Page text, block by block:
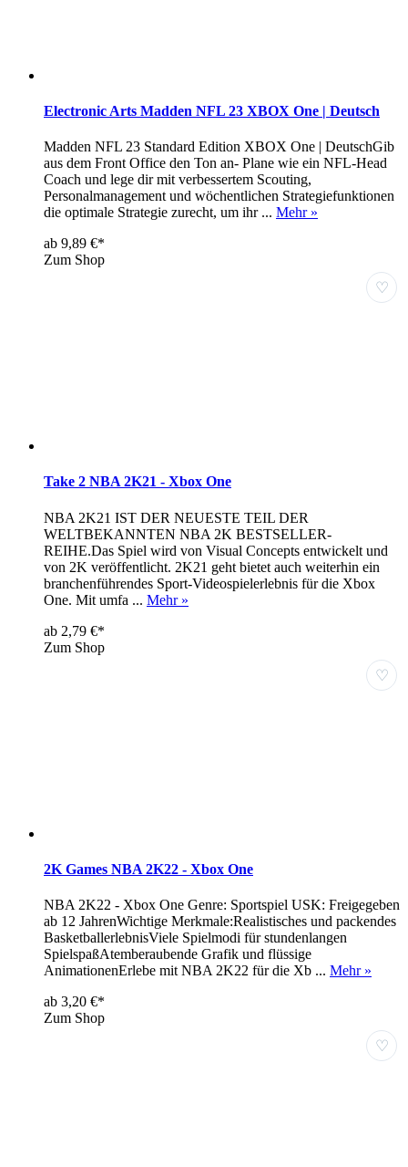
Electronic Arts Madden NFL 23 XBOX One | Deutsch
Madden NFL 23 Standard Edition XBOX One | DeutschGib
aus dem Front Office den Ton an- Plane wie ein NFL-Head
Coach und lege dir mit verbessertem Scouting,
Personalmanagement und wöchentlichen Strategiefunktionen
die optimale Strategie zurecht, um ihr ... Mehr »
ab 9,89 €*
Zum Shop
♡
Take 2 NBA 2K21 - Xbox One
NBA 2K21 IST DER NEUESTE TEIL DER
WELTBEKANNTEN NBA 2K BESTSELLER-
REIHE.Das Spiel wird von Visual Concepts entwickelt und
von 2K veröffentlicht. 2K21 geht bietet auch weiterhin ein
branchenführendes Sport-Videospielerlebnis für die Xbox
One. Mit umfa ... Mehr »
ab 2,79 €*
Zum Shop
♡
2K Games NBA 2K22 - Xbox One
NBA 2K22 - Xbox One Genre: Sportspiel USK: Freigegeben
ab 12 JahrenWichtige Merkmale:Realistisches und packendes
BasketballerlebnisViele Spielmodi für stundenlangen
SpielspaßAtemberaubende Grafik und flüssige
AnimationenErlebe mit NBA 2K22 für die Xb ... Mehr »
ab 3,20 €*
Zum Shop
♡